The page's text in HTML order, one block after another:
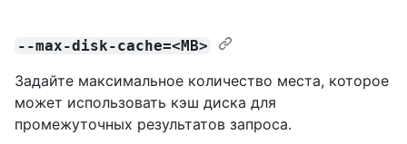
--max-disk-cache=<MB>
Задайте максимальное количество места, которое
может использовать кэш диска для
промежуточных результатов запроса.